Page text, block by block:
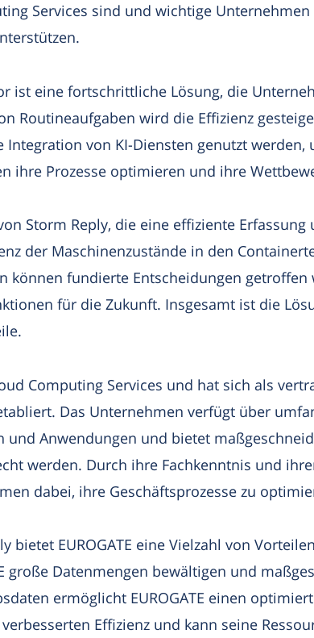
Services sind und wichtige
ist eine fortschrittliche Lösung, die
Routineaufgaben wird die Effizienz
von KI-Diensten genutzt werden,
ihre Prozesse optimieren und ihre
Storm Reply, die eine effiziente
der Maschinenzustände in den
können fundierte Entscheidungen
für die Zukunft. Insgesamt ist die
Computing Services und hat sich als
Das Unternehmen verfügt über
Anwendungen und bietet
werden. Durch ihre Fachkenntnis und
dabei, ihre Geschäftsprozesse zu
bietet EUROGATE eine Vielzahl von
große Datenmengen bewältigen und
ermöglicht EUROGATE einen
Effizienz und kann seine